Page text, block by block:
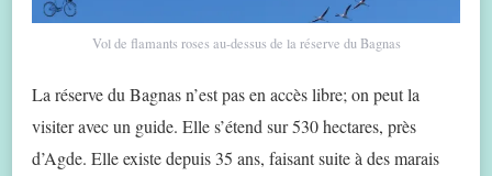
Vol de flamants roses au-dessus de la réserve du Bagnas
La réserve du Bagnas n’est pas en accès libre; on peut la
visiter avec un guide. Elle s’étend sur 530 hectares, près
d’Agde. Elle existe depuis 35 ans, faisant suite à des marais